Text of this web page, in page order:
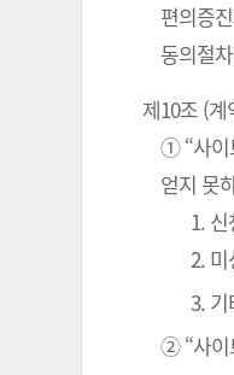
편의증
동의절
제10조 (
① “사이
얻지 못
1.
2.
3.
② “사이